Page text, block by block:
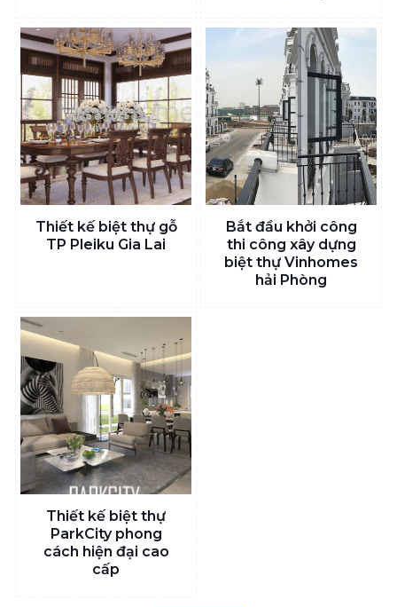
Thiết kế biệt thự gỗ
TP Pleiku Gia Lai
Bắt đầu khởi công
thi công xây dựng
biệt thự Vinhomes
hải Phòng
Thiết kế biệt thự
ParkCity phong
cách hiện đại cao
cấp